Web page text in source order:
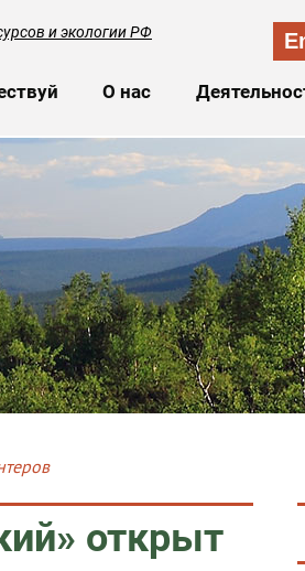
и экологии РФ
О нас
открыт